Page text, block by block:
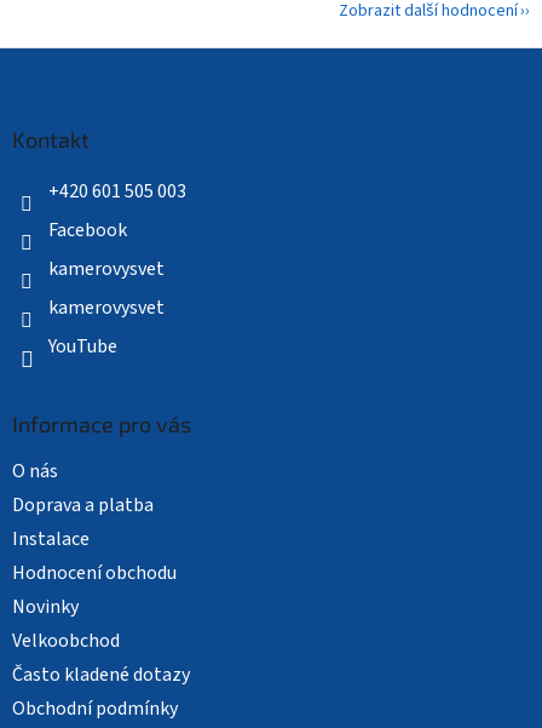
Zobrazit další hodnocení
Kontakt
+420 601 505 003
Facebook
kamerovysvet
kamerovysvet
YouTube
Informace pro vás
O nás
Doprava a platba
Instalace
Hodnocení obchodu
Novinky
Velkoobchod
Často kladené dotazy
Obchodní podmínky